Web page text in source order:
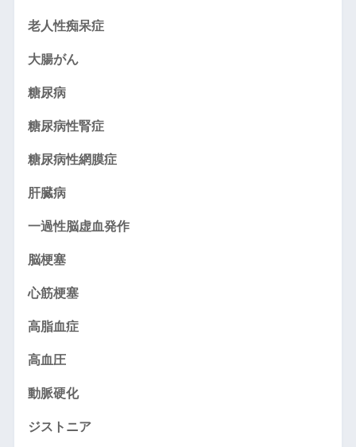
老人性痴呆症
大腸がん
糖尿病
糖尿病性腎症
糖尿病性網膜症
肝臓病
一過性脳虚血発作
脳梗塞
心筋梗塞
高脂血症
高血圧
動脈硬化
ジストニア